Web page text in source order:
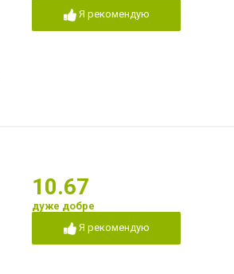
Я рекомендую
10.67
дуже добре
Я рекомендую